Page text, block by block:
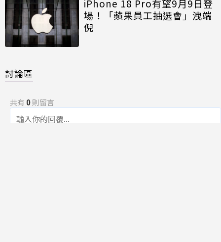
iPhone 18 Pro有望9月9日登
場！「蘋果員工抽選會」洩端
倪
討論區
共有 0則留言